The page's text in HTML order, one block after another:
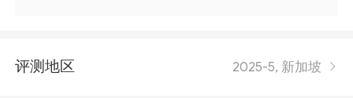
评测地区 2025-5, 新加坡